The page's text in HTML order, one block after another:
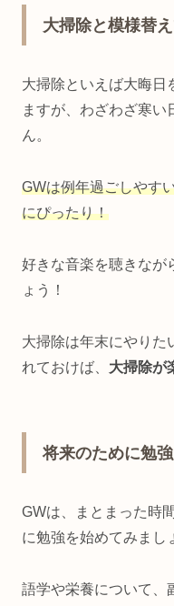
大掃除と模様替
大掃除といえば大晦日
ますが、わざわざ寒
ん。
GWは例年過ごしやす
にぴったり！
好きな音楽を聴きなが
ょう！
大掃除は年末にやりた
れておけば、 大掃除が
将来のために勉
GWは、まとまった時
に勉強を始めてみまし
語学や栄養について、